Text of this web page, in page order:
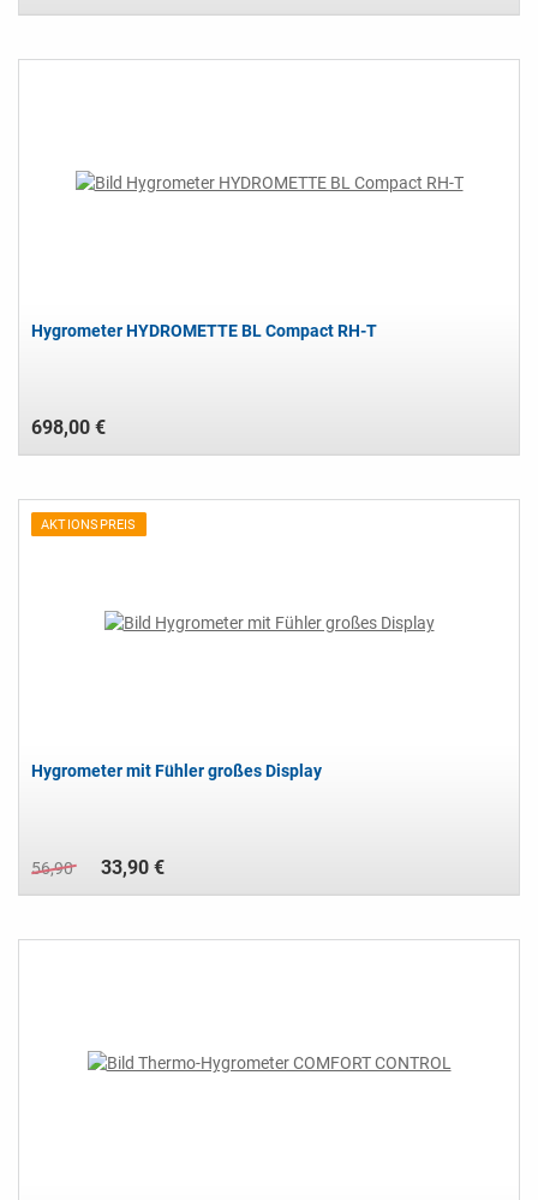
Hygrometer HYDROMETTE BL Compact RH-T
698,00 €
AKTIONSPREIS
Hygrometer mit Fühler großes Display
56,90 33,90 €